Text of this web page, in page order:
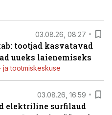
03.08.26, 08:27
tootjad kasvatavad
uueks laienemiseks
ja tootmiskeskuse
03.08.26, 16:59
elektriline surfilaud